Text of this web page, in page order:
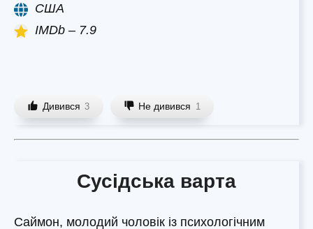
США
IMDb – 7.9
Дивився 3 Не дивився 1
Сусідська варта
Саймон, молодий чоловік із психологічним